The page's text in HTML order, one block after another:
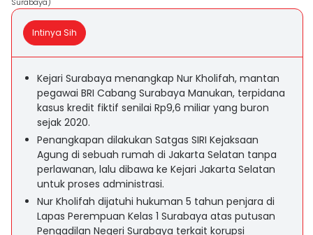
Intinya Sih
Kejari Surabaya menangkap Nur Kholifah, mantan
pegawai BRI Cabang Surabaya Manukan, terpidana
kasus kredit fiktif senilai Rp9,6 miliar yang buron
sejak 2020.
Penangkapan dilakukan Satgas SIRI Kejaksaan
Agung di sebuah rumah di Jakarta Selatan tanpa
perlawanan, lalu dibawa ke Kejari Jakarta Selatan
untuk proses administrasi.
Nur Kholifah dijatuhi hukuman 5 tahun penjara di
Lapas Perempuan Kelas 1 Surabaya atas putusan
Pengadilan Negeri Surabaya terkait korupsi